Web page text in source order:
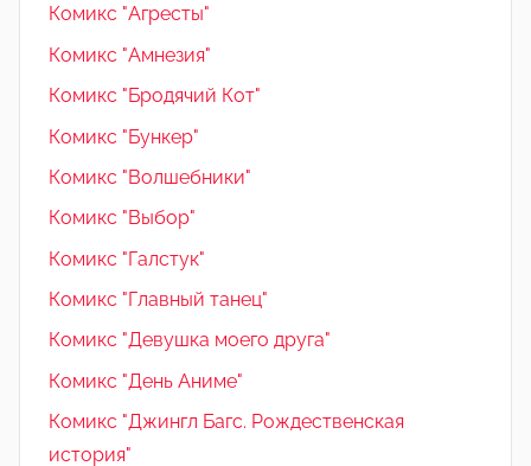
Комикс "Агресты"
Комикс "Амнезия"
Комикс "Бродячий Кот"
Комикс "Бункер"
Комикс "Волшебники"
Комикс "Выбор"
Комикс "Галстук"
Комикс "Главный танец"
Комикс "Девушка моего друга"
Комикс "День Аниме"
Комикс "Джингл Багс. Рождественская
история"